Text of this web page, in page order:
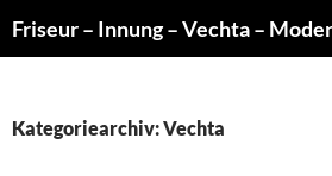
Inhalt
Kategoriearchiv: Vechta